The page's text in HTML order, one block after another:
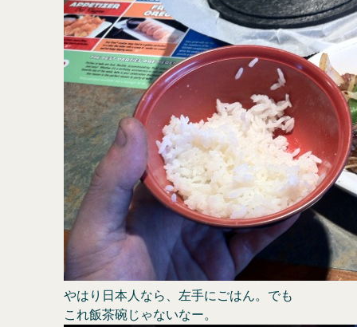
やはり日本人なら、左手にごはん。でも
これ飯茶碗じゃないなー。